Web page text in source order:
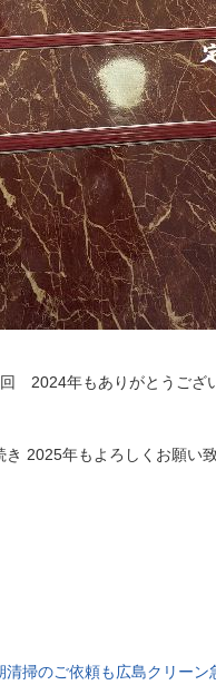
2024年もありがとうござ
き 2025年もよろしくお願い
清掃のご依頼も広島クリーン